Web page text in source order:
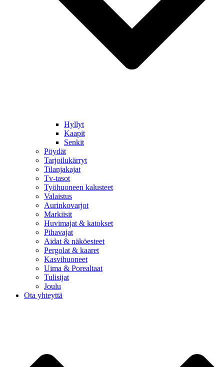
Hyllyt
Kaapit
Senkit
Pöydät
Tarjoilukärryt
Tilanjakajat
Tv-tasot
Työhuoneen kalusteet
Valaistus
Aurinkovarjot
Markiisit
Huvimajat & katokset
Pihavajat
Aidat & näköesteet
Pergolat & kaaret
Kasvihuoneet
Uima & Porealtaat
Tulisijat
Joulu
Ota yhteyttä